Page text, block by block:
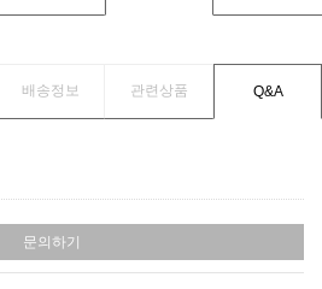
배송정보 관련상품 Q&A
문의하기